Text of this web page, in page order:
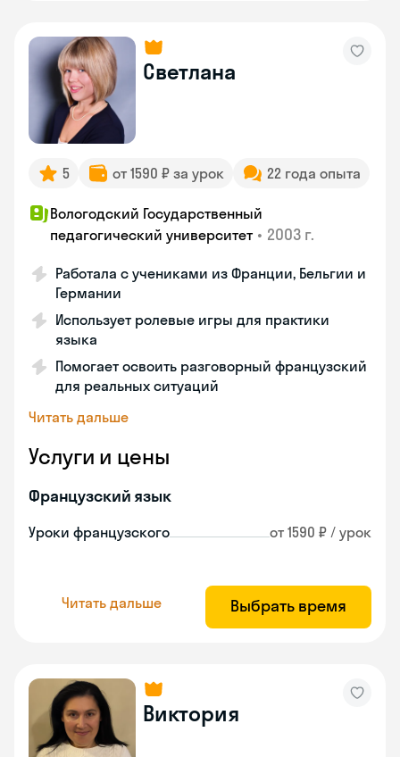
Светлана
5 от 1590 ₽ за урок 22 года опыта
Вологодский Государственный
педагогический университет • 2003 г.
Работала с учениками из Франции, Бельгии и
Германии
Использует ролевые игры для практики
языка
Помогает освоить разговорный французский
для реальных ситуаций
Читать дальше
Услуги и цены
Французский язык
Уроки французского от 1590 ₽ / урок
Читать дальше Выбрать время
Виктория